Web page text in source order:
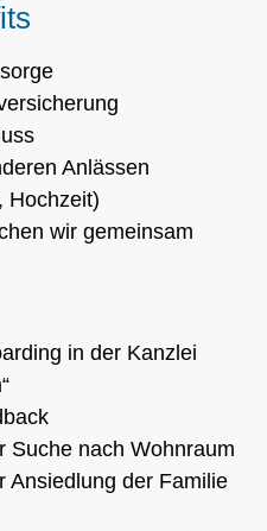
Anlässen
Hochzeit)
wir gemeinsam
in der Kanzlei
Suche nach Wohnraum
Ansiedlung der Familie